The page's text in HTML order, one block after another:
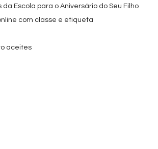
Escola para o Aniversário do Seu Filho
com classe e etiqueta
aceites